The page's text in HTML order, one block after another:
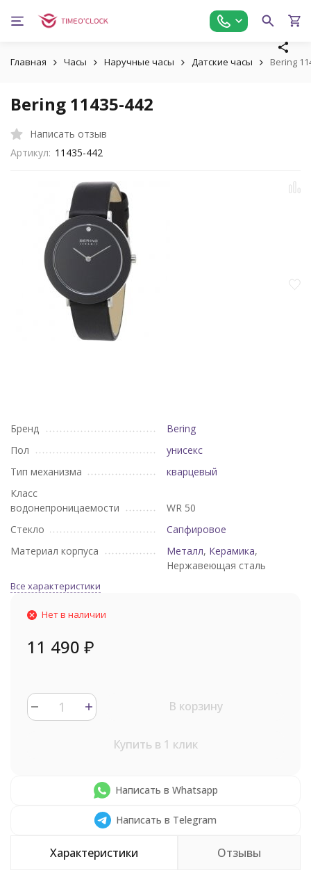
Главная Часы Наручные часы Датские часы Bering
Bering 11435-442
Написать отзыв
Артикул: 11435-442
Бренд
Bering
Пол
унисекс
Тип механизма
кварцевый
Класс
водонепроницаемости
WR 50
Стекло
Сапфировое
Материал корпуса
Металл, Керамика,
Нержавеющая сталь
Все характеристики
Нет в наличии
11 490 ₽
В корзину
Купить в 1 клик
Написать в Whatsapp
Написать в Telegram
Характеристики Отзывы